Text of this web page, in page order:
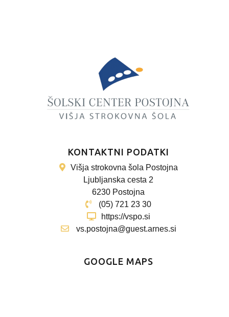
KONTAKTNI PODATKI
Višja strokovna šola Postojna
Ljubljanska cesta 2
6230 Postojna
(05) 721 23 30
https://vspo.si
vs.postojna@guest.arnes.si
GOOGLE MAPS